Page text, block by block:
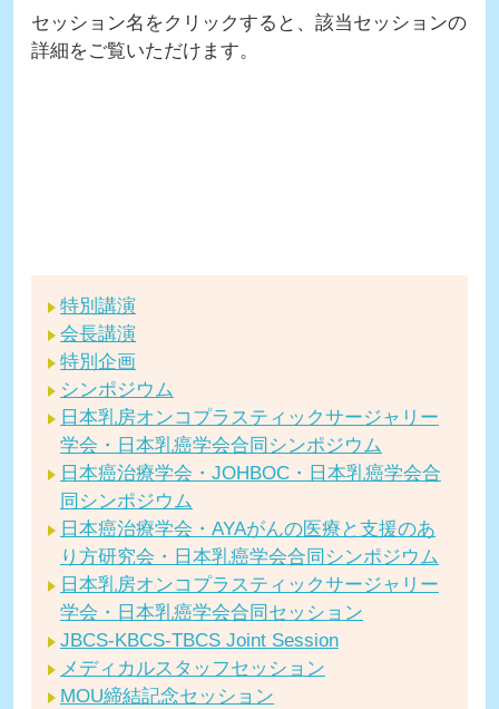
セッション名をクリックすると、該当セッションの
詳細をご覧いただけます。
特別講演
会長講演
特別企画
シンポジウム
日本乳房オンコプラスティックサージャリー
学会・日本乳癌学会合同シンポジウム
日本癌治療学会・JOHBOC・日本乳癌学会合
同シンポジウム
日本癌治療学会・AYAがんの医療と支援のあ
り方研究会・日本乳癌学会合同シンポジウム
日本乳房オンコプラスティックサージャリー
学会・日本乳癌学会合同セッション
JBCS-KBCS-TBCS Joint Session
メディカルスタッフセッション
MOU締結記念セッション